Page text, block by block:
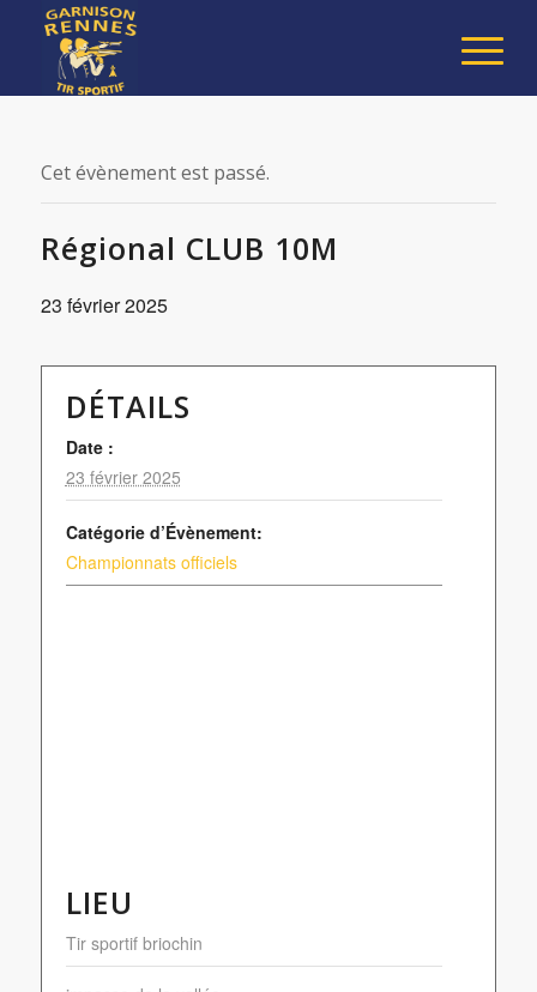
Cet évènement est passé.
Régional CLUB 10M
23 février 2025
DÉTAILS
Date :
23 février 2025
Catégorie d’Évènement:
Championnats officiels
LIEU
Tir sportif briochin